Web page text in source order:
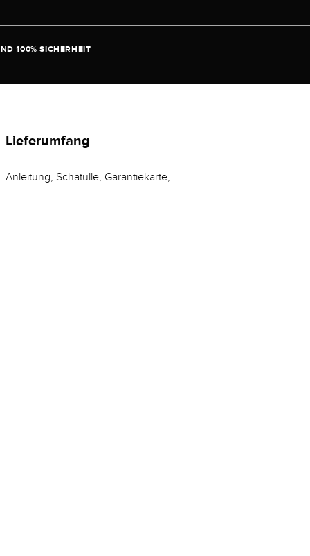
100% SICHERHEIT
Lieferumfang
Anleitung, Schatulle, Garantiekarte,